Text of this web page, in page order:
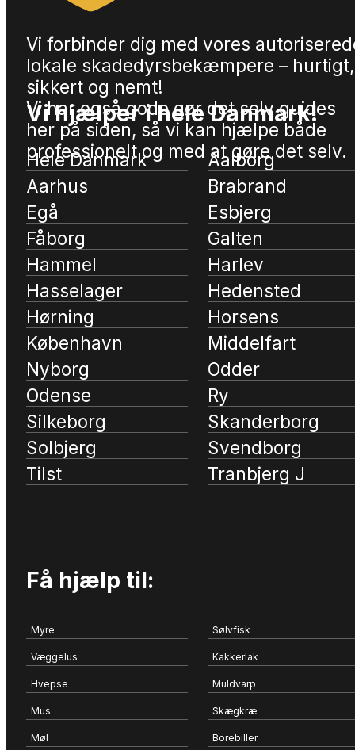
Vi forbinder dig med vores
lokale skadedyrsbekæmpere – hurtigt,
sikkert og nemt!
Vi har også gode gør det selv guides
her på siden, så vi kan hjælpe både
professionelt og med at gøre det selv.
Vi hjælper i hele Danmark!
Hele Danmark
Aalborg
Aarhus
Brabrand
Egå
Esbjerg
Fåborg
Galten
Hammel
Harlev
Hasselager
Hedensted
Hørning
Horsens
København
Middelfart
Nyborg
Odder
Odense
Ry
Silkeborg
Skanderborg
Solbjerg
Svendborg
Tilst
Tranbjerg J
Få hjælp til:
Myre Sølvfisk
Væggelus Kakkerlak
Hvepse Muldvarp
Mus Skægkræ
Møl Borebiller